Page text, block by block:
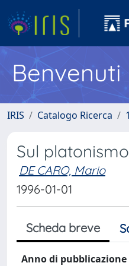
IRIS Catalogo Ricerca
Sul
DE CARO, Mario
1996-01-01
Scheda breve
Anno di pubblicazione